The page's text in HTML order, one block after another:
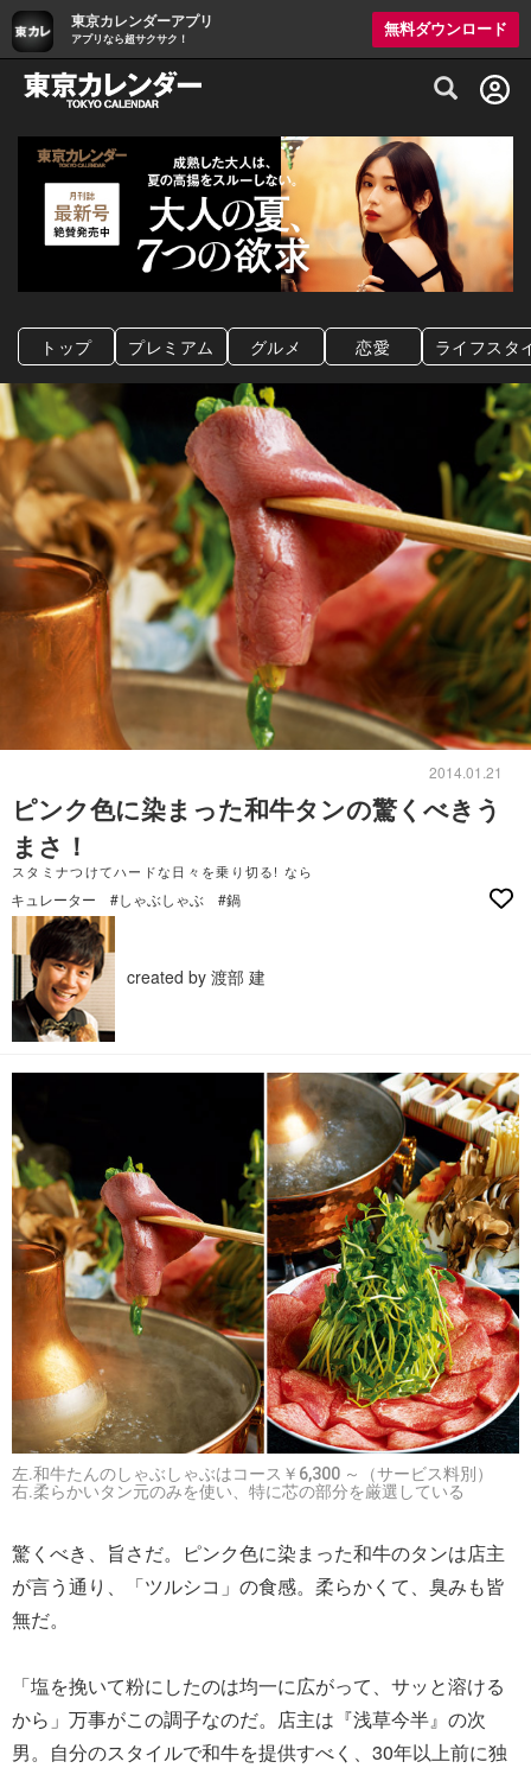
東京カレンダーアプリ
アプリなら超サクサク！
無料ダウンロード
グルメ情報・プレミアムレストラン予約
トップ プレミアム グルメ 恋愛 ライフスタ
2014.01.21
ピンク色に染まった和牛タンの驚くべきう
まさ！
スタミナつけてハードな日々を乗り切る! なら
キュレーター #しゃぶしゃぶ #鍋
created by 渡部 建
左.和牛たんのしゃぶしゃぶはコース￥6,300 ～（サービス料別）
右.柔らかいタン元のみを使い、特に芯の部分を厳選している
驚くべき、旨さだ。ピンク色に染まった和牛のタンは店主
が言う通り、「ツルシコ」の食感。柔らかくて、臭みも皆
無だ。
「塩を挽いて粉にしたのは均一に広がって、サッと溶ける
から」万事がこの調子なのだ。店主は『浅草今半』の次
男。自分のスタイルで和牛を提供すべく、30年以上前に独